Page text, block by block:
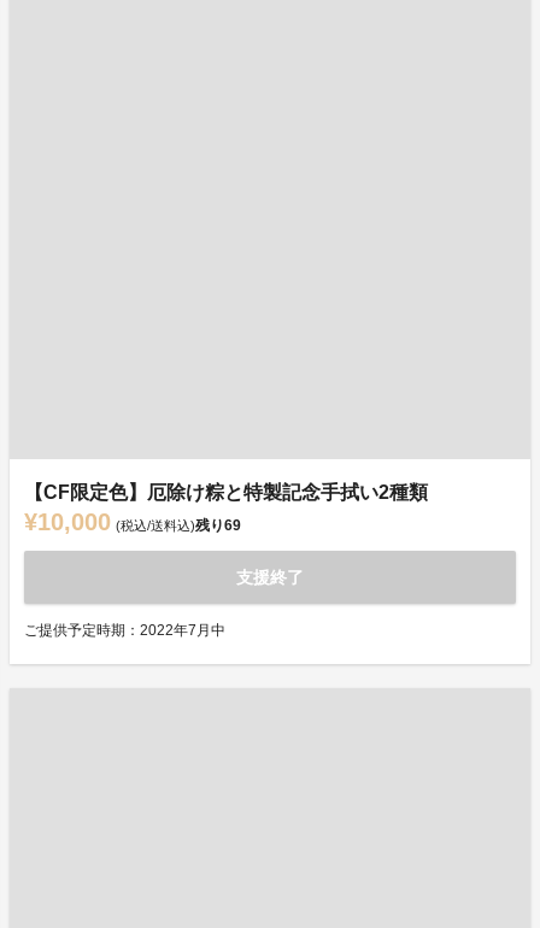
【CF限定色】厄除け粽と特製記念手拭い2種類
¥10,000 (税込/送料込)残り69
支援終了
ご提供予定時期：2022年7月中